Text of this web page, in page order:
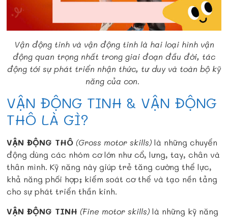
Vận động tinh và vận động tinh là hai loại hình vận
động quan trọng nhất trong giai đoạn đầu đời, tác
động tới sự phát triển nhận thức, tư duy và toàn bộ kỹ
năng của con.
VẬN ĐỘNG TINH & VẬN ĐỘNG
THÔ LÀ GÌ?
VẬN ĐỘNG THÔ (Gross motor skills) là những chuyển
động dùng các nhóm cơ lớn như cổ, lưng, tay, chân và
thân mình. Kỹ năng này giúp trẻ tăng cường thể lực,
khả năng phối hợp; kiểm soát cơ thể và tạo nền tảng
cho sự phát triển thần kinh.
VẬN ĐỘNG TINH (Fine motor skills) là những kỹ năng